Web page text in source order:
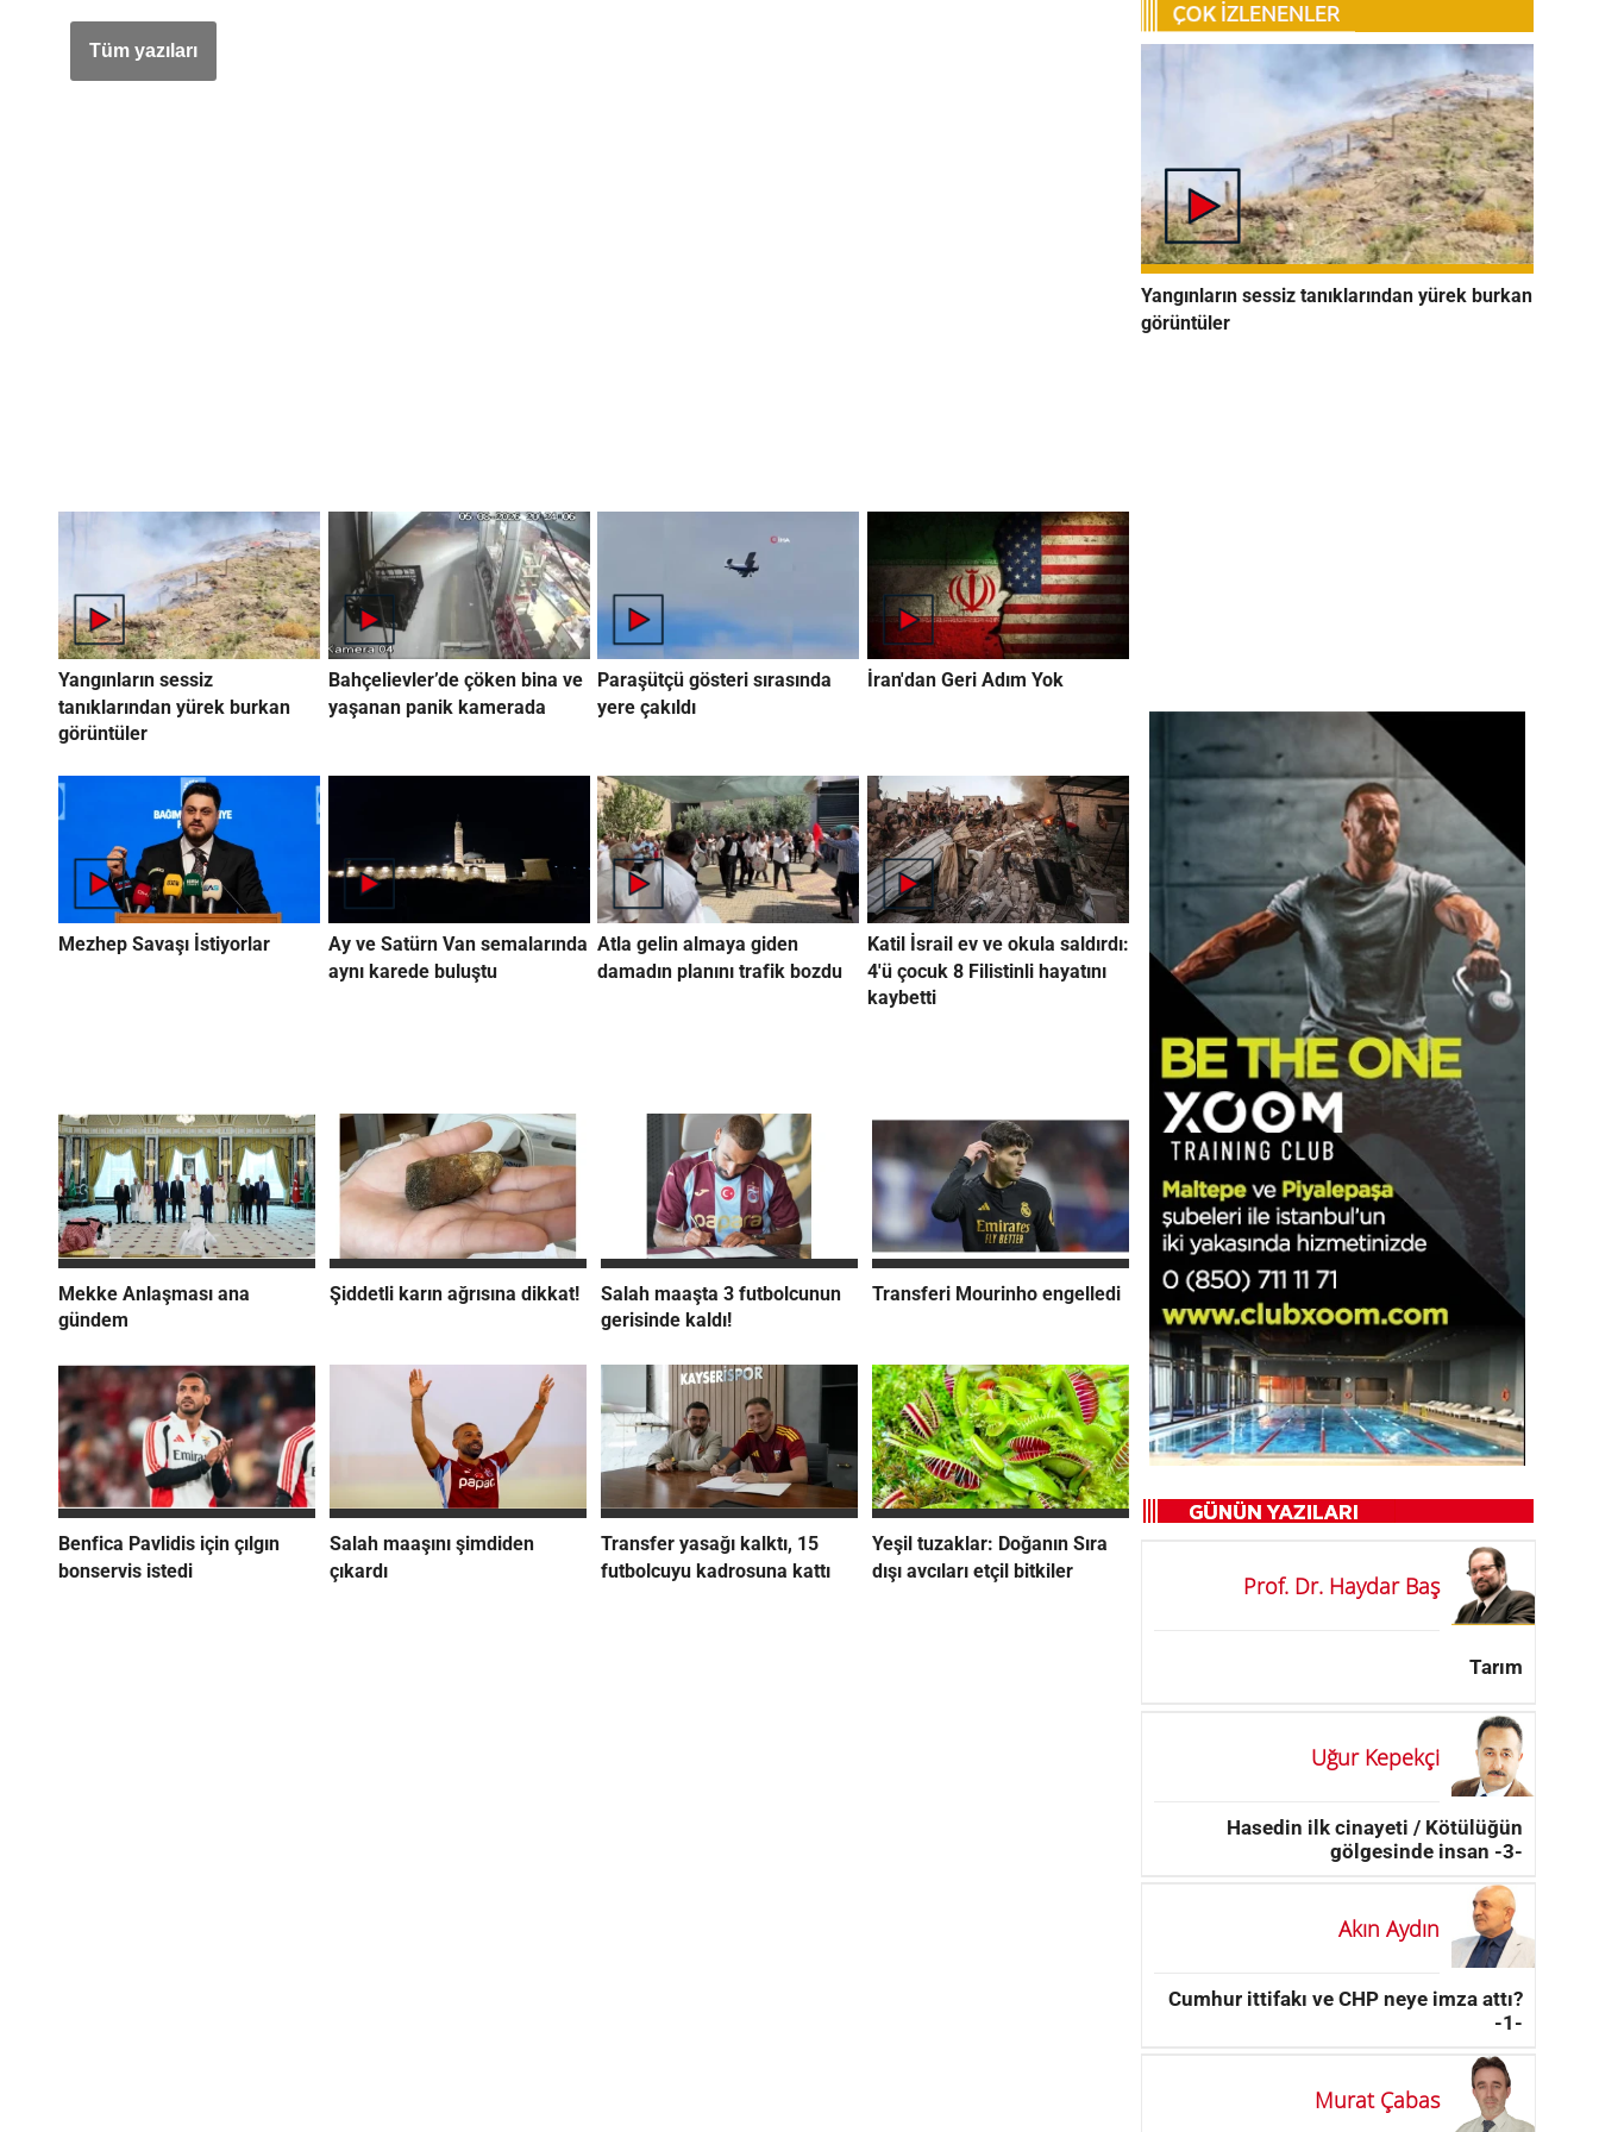
Yangınların sessiz
tanıklarından yürek burkan
görüntüler
Bahçelievler’de çöken bina ve
yaşanan panik kamerada
Paraşütçü gösteri sırasında
yere çakıldı
İran'dan Geri Adım Yok
Mezhep Savaşı İstiyorlar
Ay ve Satürn Van semalarında
aynı karede buluştu
Atla gelin almaya giden
damadın planını trafik bozdu
Katil İsrail ev ve okula saldırdı:
4'ü çocuk 8 Filistinli hayatını
kaybetti
Mekke Anlaşması ana
gündem
Şiddetli karın ağrısına dikkat!
Salah maaşta 3 futbolcunun
gerisinde kaldı!
Transferi Mourinho engelledi
Benfica Pavlidis için çılgın
bonservis istedi
Salah maaşını şimdiden
çıkardı
Transfer yasağı kalktı, 15
futbolcuyu kadrosuna kattı
Yeşil tuzaklar: Doğanın Sıra
dışı avcıları etçil bitkiler
Yangınların sessiz tanıklarından yürek burkan
görüntüler
Prof. Dr. Haydar Baş
Tarım
Uğur Kepekçi
Hasedin ilk cinayeti / Kötülüğün
gölgesinde insan -3-
Akın Aydın
Cumhur ittifakı ve CHP neye imza attı?
-1-
Murat Çabas